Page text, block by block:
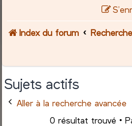
Index du forum
Sujets actifs
Aller à la recherche avancée
0 résultat trouvé •